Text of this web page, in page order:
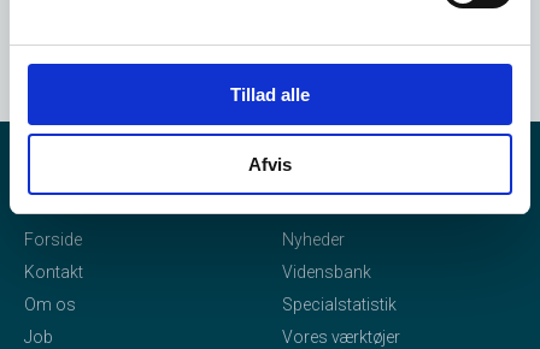
Tillad alle
Afvis
eStatistik
Forside
Kontakt
Om os
Job
Indhold
Nyheder
Vidensbank
Specialstatistik
Vores værktøjer